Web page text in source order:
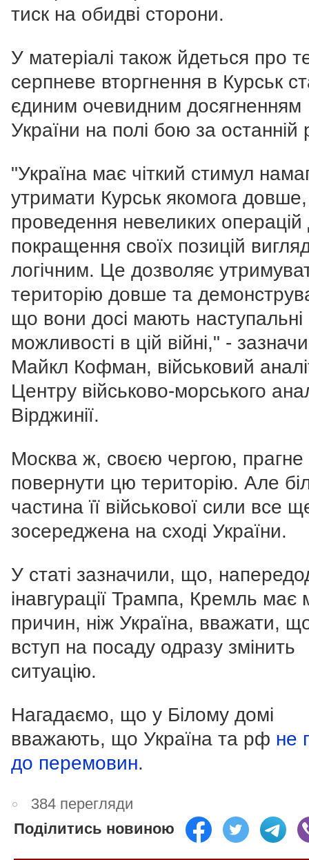
тиск на обидві сторони.
У матеріалі також йдеться про
серпневе вторгнення в Курськ
єдиним очевидним досягненням
України на полі бою за останній
"Україна має чіткий стимул
утримати Курськ якомога
проведення невеликих операцій
покращення своїх позицій
логічним. Це дозволяє
територію довше та
що вони досі мають наступальні
можливості в цій війні," -
Майкл Кофман, військовий
Центру військово-морського
Вірджинії.
Москва ж, своєю чергою, прагне
повернути цю територію. Але
частина її військової сили все
зосереджена на сході України.
У статі зазначили, що,
інавгурації Трампа, Кремль
причин, ніж Україна, вважати,
вступ на посаду одразу змінить
ситуацію.
Нагадаємо, що у Білому домі
вважають, що Україна та рф не
до перемовин.
384 перегляди
Поділитись новиною